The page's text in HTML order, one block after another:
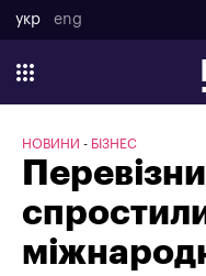
укр eng
НОВИНИ БІЗНЕС